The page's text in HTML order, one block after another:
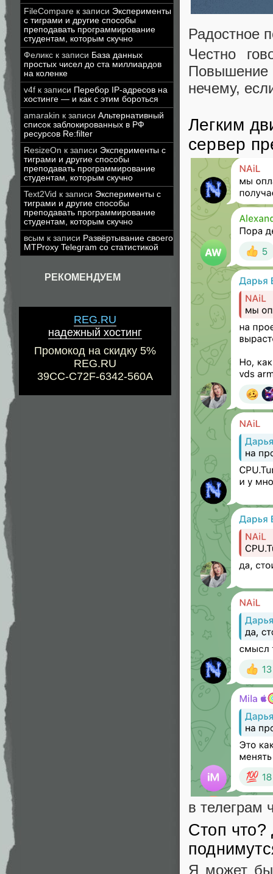
FileCompare к записи Эксперименты
с тиграми и другие способы
преподавать программирование
студентам, которым скучно
Феликс к записи База данных
простых чисел до ста миллиардов
на коленке
v4f к записи Перебор IP-адресов на
хостинге — и как с этим бороться
amarakin к записи Альтернативный
список заблокированных в РФ
ресурсов Re:filter
ResizeOn к записи Эксперименты с
тиграми и другие способы
преподавать программирование
студентам, которым скучно
Text2Vid к записи Эксперименты с
тиграми и другие способы
преподавать программирование
студентам, которым скучно
всым к записи Развёртывание своего
MTProxy Telegram со статистикой
РЕКОМЕНДУЕМ
REG.RU
надежный хостинг
Промокод на скидку 5%
REG.RU
39CC-C72F-6342-560A
Радостное
Честно
Повышение
нечему,
Легким
сервер
в телеграм
Стоп что?
Я может